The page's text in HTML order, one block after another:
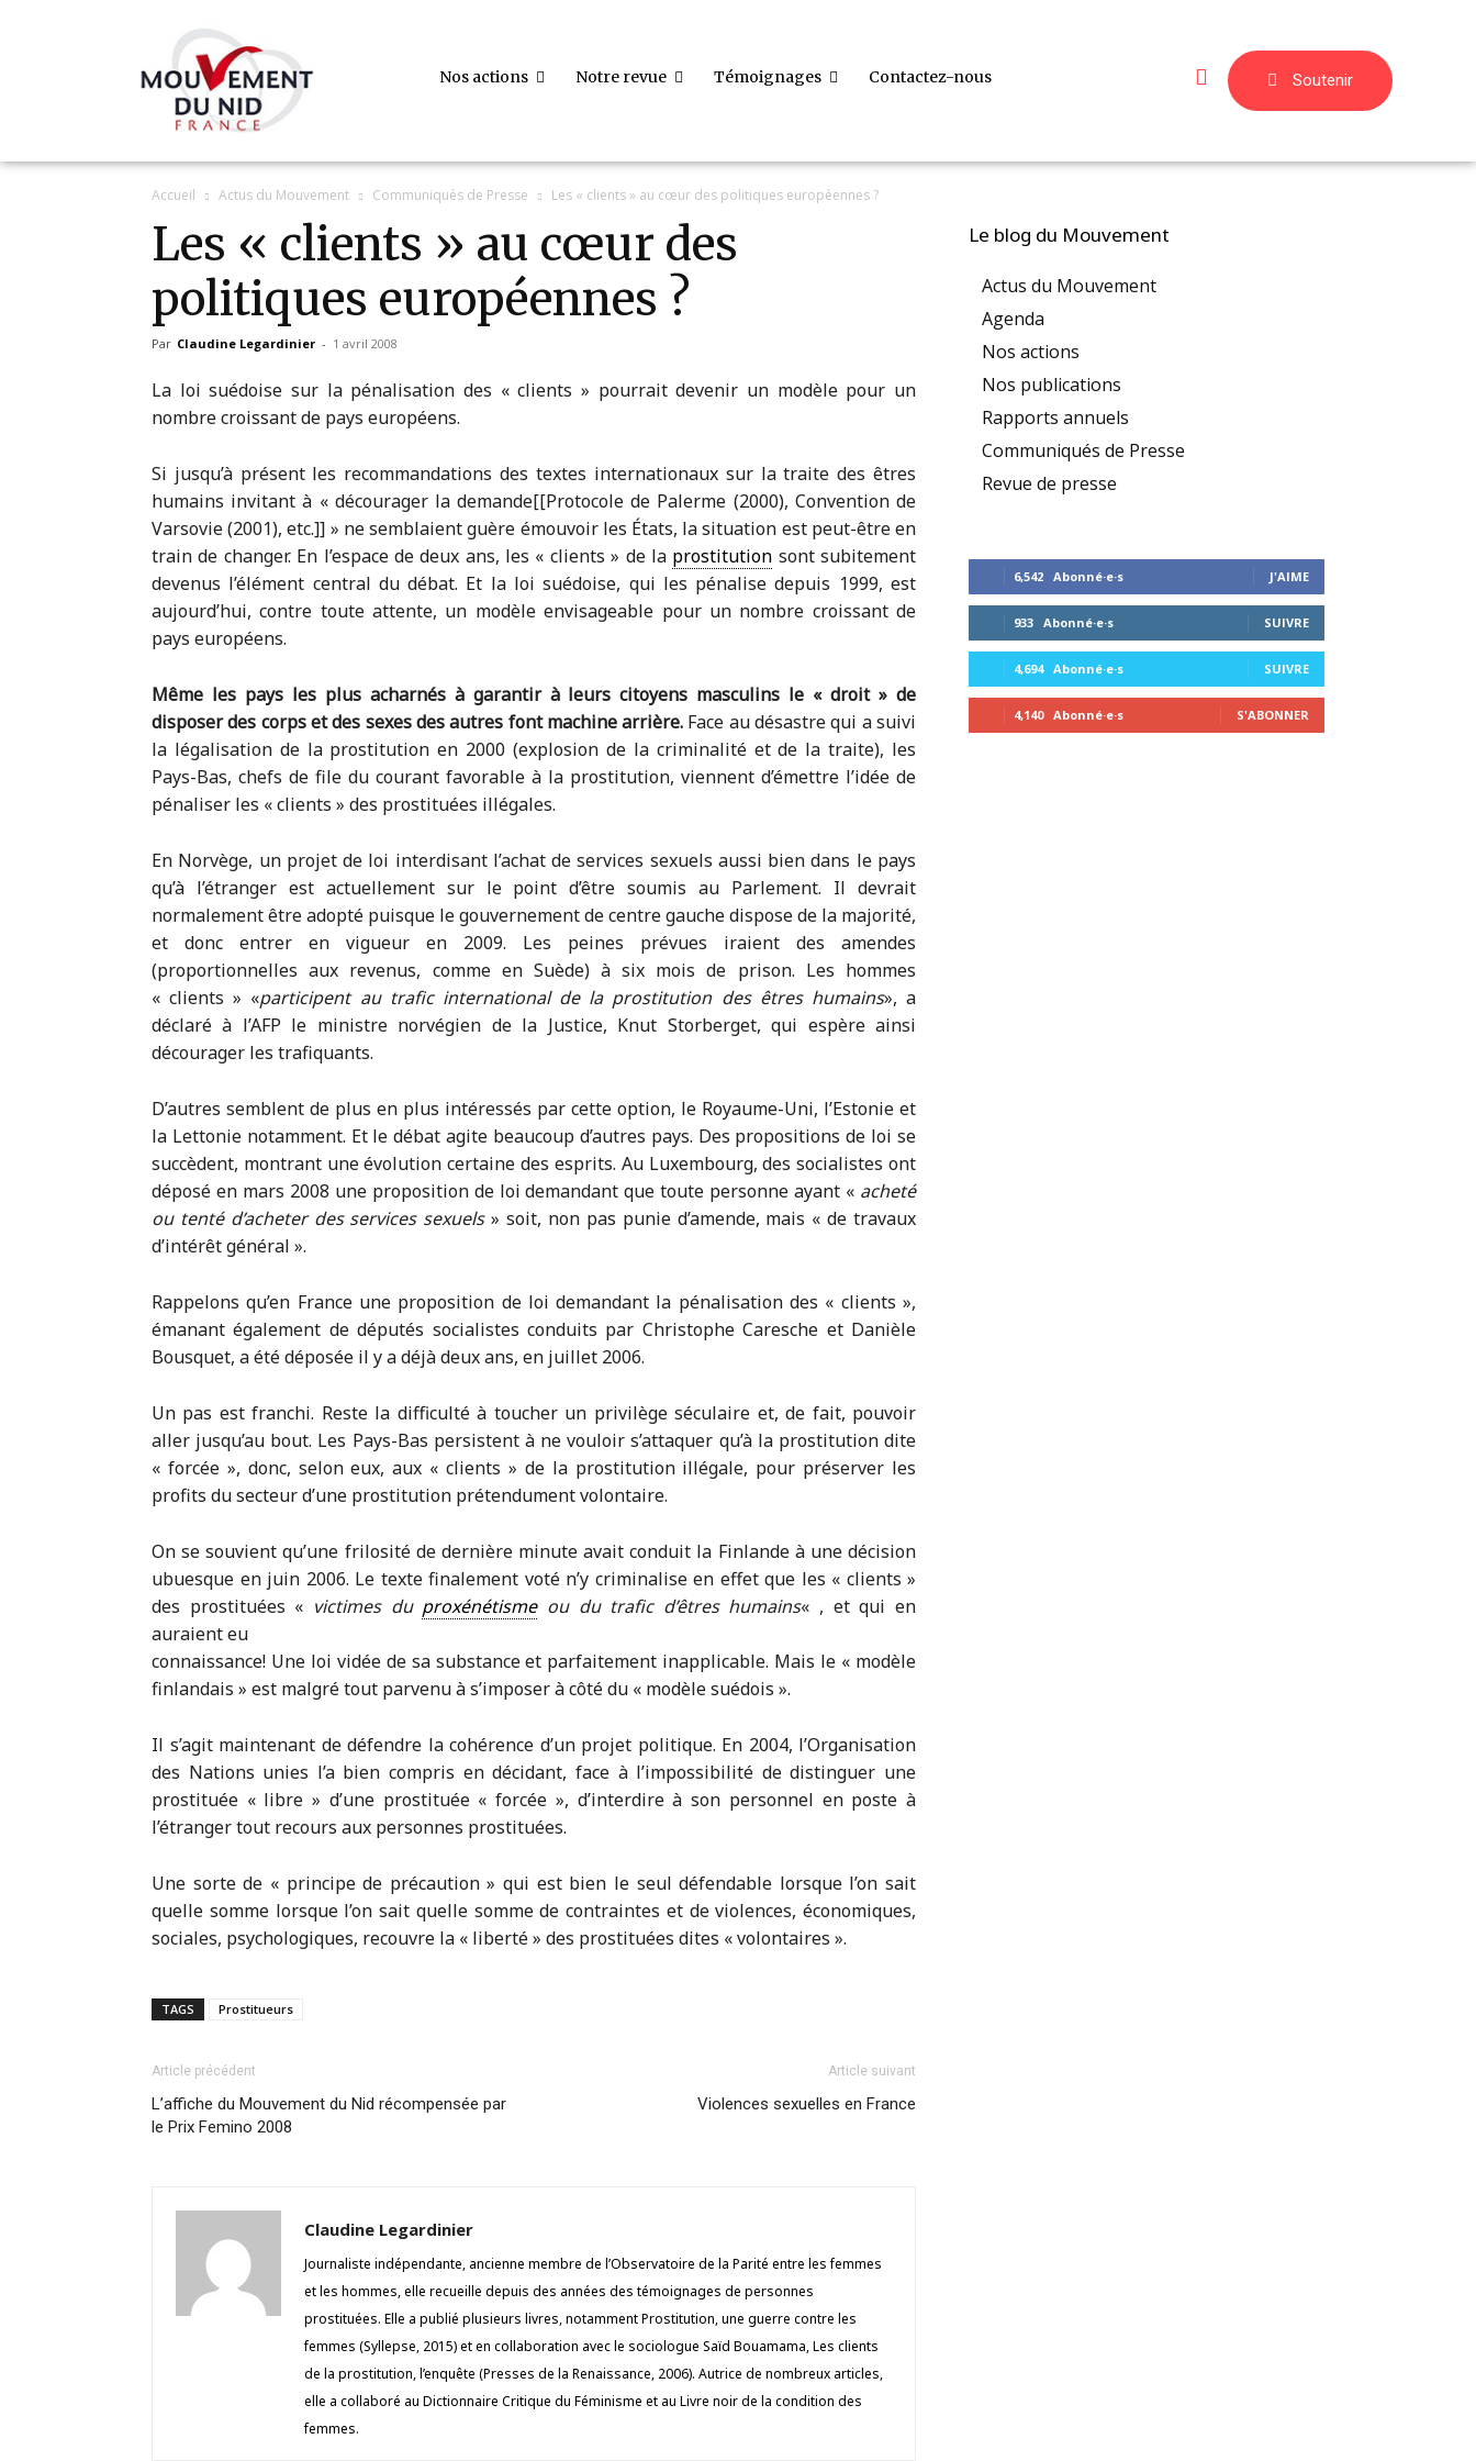
Soutenir
Nos actions Notre revue Témoignages Contactez-nous
Accueil Actus du Mouvement Communiqués de Presse Les « clients » au cœur des politiques européennes ?
Les « clients » au cœur des
politiques européennes ?
Par Claudine Legardinier - 1 avril 2008
La loi suédoise sur la pénalisation des « clients » pourrait devenir un modèle pour un
nombre croissant de pays européens.
Si jusqu’à présent les recommandations des textes internationaux sur la traite des êtres
humains invitant à « décourager la demande[[Protocole de Palerme (2000), Convention de
Varsovie (2001), etc.]] » ne semblaient guère émouvoir les États, la situation est peut-être en
train de changer. En l’espace de deux ans, les « clients » de la prostitution sont subitement
devenus l’élément central du débat. Et la loi suédoise, qui les pénalise depuis 1999, est
aujourd’hui, contre toute attente, un modèle envisageable pour un nombre croissant de
pays européens.
Même les pays les plus acharnés à garantir à leurs citoyens masculins le « droit » de
disposer des corps et des sexes des autres font machine arrière. Face au désastre qui a suivi
la légalisation de la prostitution en 2000 (explosion de la criminalité et de la traite), les
Pays-Bas, chefs de file du courant favorable à la prostitution, viennent d’émettre l’idée de
pénaliser les « clients » des prostituées illégales.
En Norvège, un projet de loi interdisant l’achat de services sexuels aussi bien dans le pays
qu’à l’étranger est actuellement sur le point d’être soumis au Parlement. Il devrait
normalement être adopté puisque le gouvernement de centre gauche dispose de la majorité,
et donc entrer en vigueur en 2009. Les peines prévues iraient des amendes
(proportionnelles aux revenus, comme en Suède) à six mois de prison. Les hommes
« clients » «participent au trafic international de la prostitution des êtres humains», a
déclaré à l’AFP le ministre norvégien de la Justice, Knut Storberget, qui espère ainsi
décourager les trafiquants.
D’autres semblent de plus en plus intéressés par cette option, le Royaume-Uni, l’Estonie et
la Lettonie notamment. Et le débat agite beaucoup d’autres pays. Des propositions de loi se
succèdent, montrant une évolution certaine des esprits. Au Luxembourg, des socialistes ont
déposé en mars 2008 une proposition de loi demandant que toute personne ayant « acheté
ou tenté d’acheter des services sexuels» soit, non pas punie d’amende, mais « de travaux
d’intérêt général ».
Rappelons qu’en France une proposition de loi demandant la pénalisation des « clients »,
émanant également de députés socialistes conduits par Christophe Caresche et Danièle
Bousquet, a été déposée il y a déjà deux ans, en juillet 2006.
Un pas est franchi. Reste la difficulté à toucher un privilège séculaire et, de fait, pouvoir
aller jusqu’au bout. Les Pays-Bas persistent à ne vouloir s’attaquer qu’à la prostitution dite
« forcée », donc, selon eux, aux « clients » de la prostitution illégale, pour préserver les
profits du secteur d’une prostitution prétendument volontaire.
On se souvient qu’une frilosité de dernière minute avait conduit la Finlande à une décision
ubuesque en juin 2006. Le texte finalement voté n’y criminalise en effet que les « clients »
des prostituées « victimes du proxénétismeou du trafic d’êtres humains« , et qui en
auraient eu
connaissance! Une loi vidée de sa substance et parfaitement inapplicable. Mais le « modèle
finlandais » est malgré tout parvenu à s’imposer à côté du « modèle suédois ».
Il s’agit maintenant de défendre la cohérence d’un projet politique. En 2004, l’Organisation
des Nations unies l’a bien compris en décidant, face à l’impossibilité de distinguer une
prostituée « libre » d’une prostituée « forcée », d’interdire à son personnel en poste à
l’étranger tout recours aux personnes prostituées.
Une sorte de « principe de précaution » qui est bien le seul défendable lorsque l’on sait
quelle somme lorsque l’on sait quelle somme de contraintes et de violences, économiques,
sociales, psychologiques, recouvre la « liberté » des prostituées dites « volontaires ».
TAGS Prostitueurs
Article précédent
L’affiche du Mouvement du Nid récompensée par
le Prix Femino 2008
Article suivant
Violences sexuelles en France
Claudine Legardinier
Journaliste indépendante, ancienne membre de l’Observatoire de la Parité entre les femmes
et les hommes, elle recueille depuis des années des témoignages de personnes
prostituées. Elle a publié plusieurs livres, notamment Prostitution, une guerre contre les
femmes (Syllepse, 2015) et en collaboration avec le sociologue Saïd Bouamama, Les clients
de la prostitution, l’enquête (Presses de la Renaissance, 2006). Autrice de nombreux articles,
elle a collaboré au Dictionnaire Critique du Féminisme et au Livre noir de la condition des
femmes.
Le blog du Mouvement
Actus du Mouvement
Agenda
Nos actions
Nos publications
Rapports annuels
Communiqués de Presse
Revue de presse
6,542 Abonné·e·s J'AIME
933 Abonné·e·s SUIVRE
4,694 Abonné·e·s SUIVRE
4,140 Abonné·e·s S'ABONNER